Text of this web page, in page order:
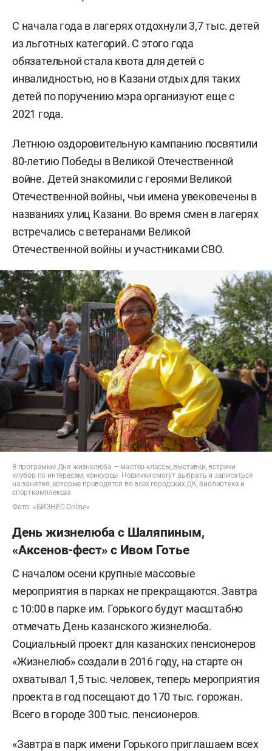
С начала года в лагерях отдохнули 3,7 тыс. детей
из льготных категорий. С этого года
обязательной стала квота для детей с
инвалидностью, но в Казани отдых для таких
детей по поручению мэра организуют еще с
2021 года.
Летнюю оздоровительную кампанию посвятили
80-летию Победы в Великой Отечественной
войне. Детей знакомили с героями Великой
Отечественной войны, чьи имена увековечены в
названиях улиц Казани. Во время смен в лагерях
встречались с ветеранами Великой
Отечественной войны и участниками СВО.
В программе Дня жизнелюба — мастер-классы, выставки, встречи
клубов по интересам, конкурсы. Новички смогут выбрать и записаться
на занятия, которые проводятся во всех городских ДК, библиотека и
спорткомплексах
Фото: «БИЗНЕС Online»
День жизнелюба с Шаляпиным,
«Аксенов-фест» с Ивом Готье
С началом осени крупные массовые
мероприятия в парках не прекращаются. Завтра
с 10:00 в парке им. Горького будут масштабно
отмечать День казанского жизнелюба.
Социальный проект для казанских пенсионеров
«Жизнелюб» создали в 2016 году, на старте он
охватывал 1,5 тыс. человек, теперь мероприятия
проекта в год посещают до 170 тыс. горожан.
Всего в городе 300 тыс. пенсионеров.
«Завтра в парк имени Горького приглашаем всех